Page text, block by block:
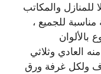
للمنازل والمكاتب
مناسبة للجميع ،
بالألوان
العادي وثلاثي
ولكل غرفة ورق